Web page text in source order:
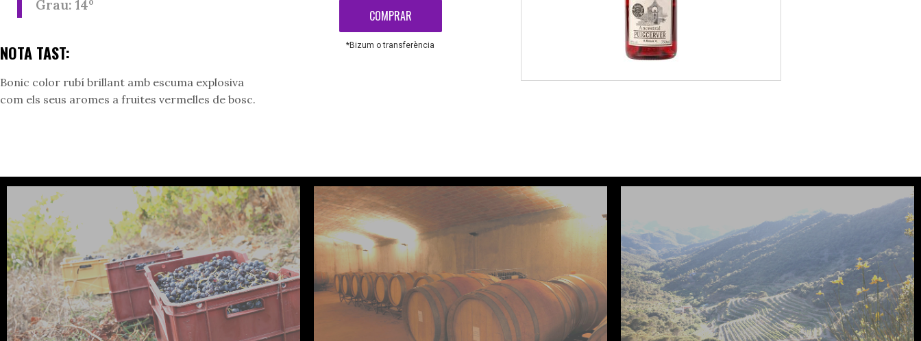
Grau: 14º
NOTA TAST:
Bonic color rubí brillant amb escuma explosiva
com els seus aromes a fruites vermelles de bosc.
COMPRAR
*Bizum o transferència